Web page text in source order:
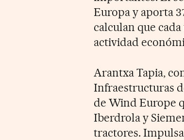
Europa y aporta
calculan que
actividad
Arantxa Tapia,
Infraestructuras
de Wind Europe
Iberdrola y
tractores.